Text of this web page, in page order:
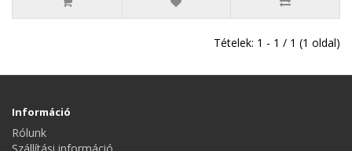
Tételek: 1 - 1 / 1 (1 oldal)
Információ
Rólunk
Szállítási információ